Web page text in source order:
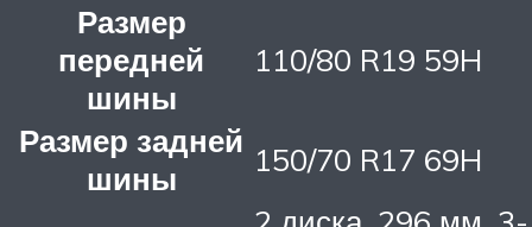
Размер
передней
шины
110/80 R19 59H
Размер задней
шины
150/70 R17 69H